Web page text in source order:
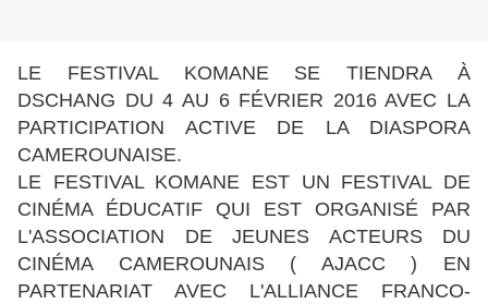
LE FESTIVAL KOMANE SE TIENDRA À
DSCHANG DU 4 AU 6 FÉVRIER 2016 AVEC LA
PARTICIPATION ACTIVE DE LA DIASPORA
CAMEROUNAISE.
LE FESTIVAL KOMANE EST UN FESTIVAL DE
CINÉMA ÉDUCATIF QUI EST ORGANISÉ PAR
L'ASSOCIATION DE JEUNES ACTEURS DU
CINÉMA CAMEROUNAIS ( AJACC ) EN
PARTENARIAT AVEC L'ALLIANCE FRANCO-